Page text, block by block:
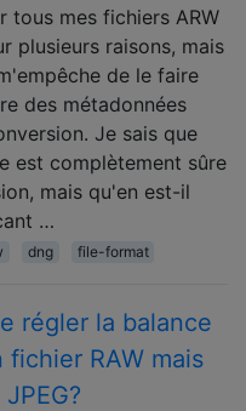
tous mes fichiers ARW
plusieurs raisons, mais
de le faire
des métadonnées
Je sais que
est complètement sûre
mais qu'en est-il
…
dng file-format
régler la balance
RAW mais